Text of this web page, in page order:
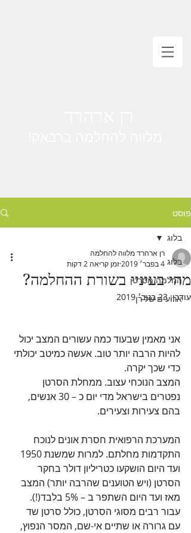
פוסט
בלוג
החלמה מסרטן
ארועים של רן
בלוג
מהי בעיניי בשורת ההחלמה?
רן ארהרד מלווה להחלמה
4 בפבר׳ 2019
זמן קריאה 2 דקות
עודכן:23 בנוב׳ 2019
אני מאמין שבעוד כמה עשורים המצב יכול
להיות הרבה יותר טוב. אעשה כמיטב יכולתי
כדי שכך יקרה.
המצב הנוכחי עצוב. ממחלת הסרטן
נפטרים בישראל מדי יום כ – 30 אנשים,
בהם צעירות וצעירים.
המערכת הרפואית חסרת אונים לנוכח
ועד היום הושקעו כטריליון דולר בחקר
הסרטן (ויש הטוענים שהרבה יותר) המצב
מאז ועד היום השתפר ב – 5% בלבד(!).
עבור רבים מסוגי הסרטן, כולל סרטן שד
עם גרורה או שתיים אי-שם, המסר הנפוץ,